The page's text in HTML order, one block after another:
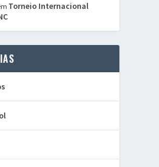
Torneio Internacional